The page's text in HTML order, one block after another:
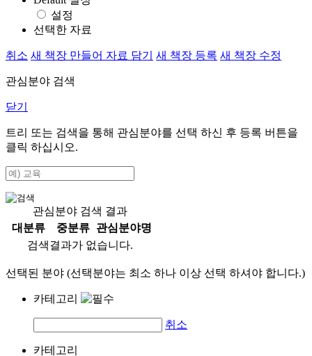
설정
선택한 자료
취소 새 책장 만들어 자료 담기 새 책장 등록 새 책장 수정
관심분야 검색
닫기
트리 또는 검색을 통해 관심분야를 선택 하신 후 등록 버튼을
클릭 하십시오.
관심분야 검색 결과
대분류
중분류
관심분야명
검색결과가 없습니다.
선택된 분야 (선택분야는 최소 하나 이상 선택 하셔야 합니다.)
카테고리
취소
카테고리